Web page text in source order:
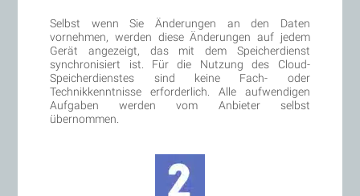
Selbst wenn Sie Änderungen an den Daten
vornehmen, werden diese Änderungen auf jedem
Gerät angezeigt, das mit dem Speicherdienst
synchronisiert ist. Für die Nutzung des Cloud-
Speicherdienstes sind keine Fach- oder
Technikkenntnisse erforderlich. Alle aufwendigen
Aufgaben werden vom Anbieter selbst
übernommen.